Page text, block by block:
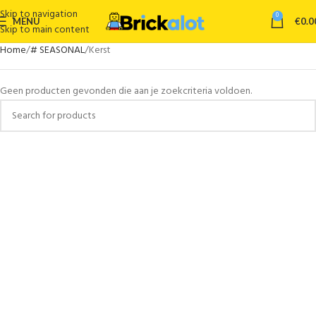
Skip to navigation
Skip to main content
MENU 0 €
Home # SEASONAL Kerst
Geen producten gevonden die aan je zoekcriteria voldoen.